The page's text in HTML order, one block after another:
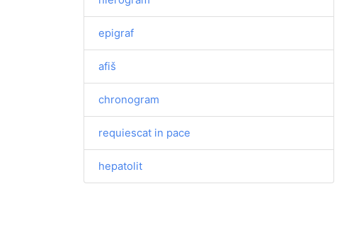
epigraf
afiš
chronogram
requiescat in pace
hepatolit